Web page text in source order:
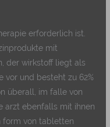
erforderlich ist.
mit
der wirkstoff liegt als
vor und besteht zu 62%
überall, im falle von
arzt ebenfalls mit ihnen
form von tabletten